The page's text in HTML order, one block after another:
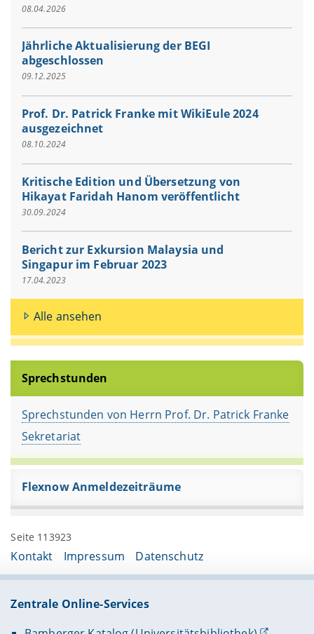
08.04.2026
Jährliche Aktualisierung der BEGI
abgeschlossen
09.12.2025
Prof. Dr. Patrick Franke mit WikiEule 2024
ausgezeichnet
08.10.2024
Kritische Edition und Übersetzung von
Hikayat Faridah Hanom veröffentlicht
30.09.2024
Bericht zur Exkursion Malaysia und
Singapur im Februar 2023
17.04.2023
Alle ansehen
Sprechstunden
Sprechstunden von Herrn Prof. Dr. Patrick Franke
Sekretariat
Flexnow Anmeldezeiträume
Seite 113923
Kontakt Impressum Datenschutz
Zentrale Online-Services